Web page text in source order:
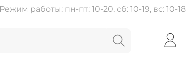
Режим работы: пн-пт: 10-20, сб: 10-19, вс: 10-18